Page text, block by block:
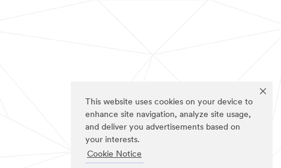
This website uses cookies on your device to
enhance site navigation, analyze site usage,
and deliver you advertisements based on
your interests.
Cookie Notice